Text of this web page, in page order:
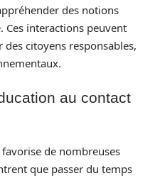
des notions
Ces interactions peuvent
citoyens responsables,
au contact
de nombreuses
que passer du temps